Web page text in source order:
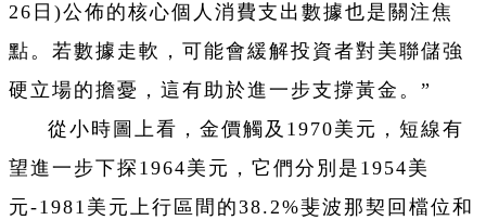
26日)公佈的核心個人消費支出數據也是關注焦
點。若數據走軟，可能會緩解投資者對美聯儲強
硬立場的擔憂，這有助於進一步支撐黃金。”
從小時圖上看，金價觸及1970美元，短線有
望進一步下探1964美元，它們分別是1954美
元-1981美元上行區間的38.2%斐波那契回檔位和